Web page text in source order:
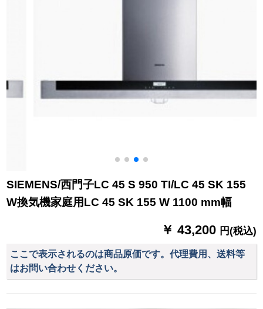
SIEMENS/西門子LC 45 S 950 TI/LC 45 SK 155
W換気機家庭用LC 45 SK 155 W 1100 mm幅
￥ 43,200 円(税込)
ここで表示されるのは商品原価です。代理費用、送料等
はお問い合わせください。